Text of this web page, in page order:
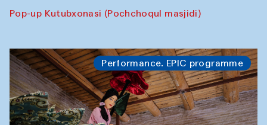
Pop-up Kutubxonasi (Pochchoqul masjidi)
Performance. EPIC programme